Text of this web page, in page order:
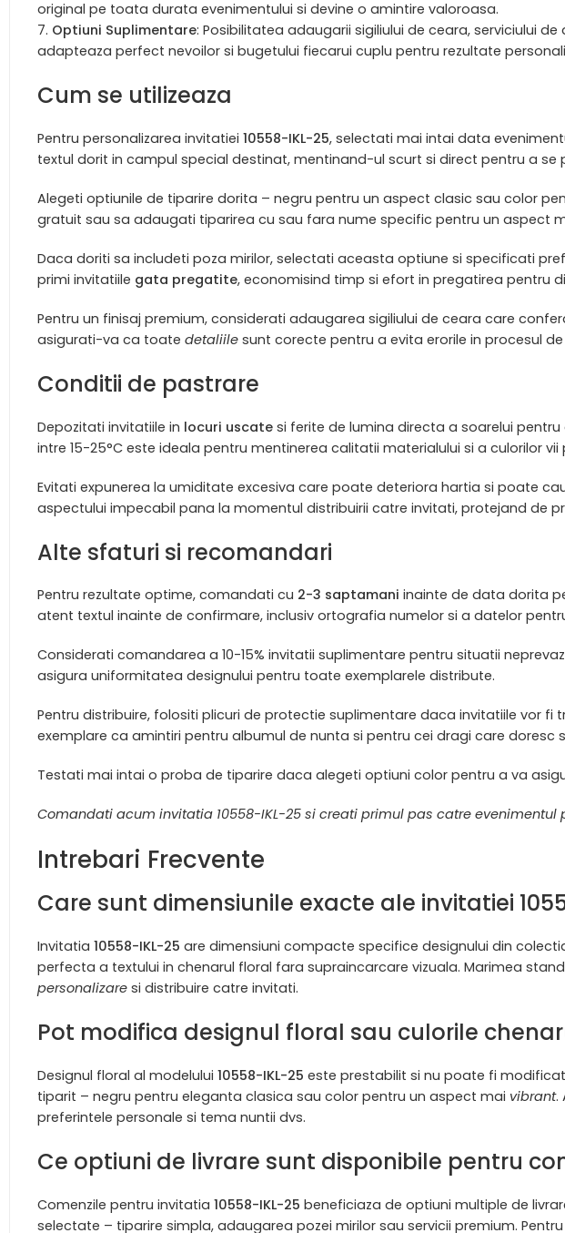
original pe toata durata evenimentului si devine o amintire valoroasa.
Optiuni Suplimentare: Posibilitatea adaugarii sigiliului de ceara, serviciului
adapteaza perfect nevoilor si bugetului fiecarui cuplu pentru rezultate
Cum se utilizeaza
Pentru personalizarea invitatiei 10558-IKL-25, selectati mai intai data
textul dorit in campul special destinat, mentinand-ul scurt si direct pentru a se
Alegeti optiunile de tiparire dorita – negru pentru un aspect clasic sau color
gratuit sau sa adaugati tiparirea cu sau fara nume specific pentru un aspect
Daca doriti sa includeti poza mirilor, selectati aceasta optiune si specificati
primi invitatiile gata pregatite, economisind timp si efort in pregatirea pentru
Pentru un finisaj premium, considerati adaugarea sigiliului de ceara care
asigurati-va ca toate detaliile sunt corecte pentru a evita erorile in procesul
Conditii de pastrare
Depozitati invitatiile in locuri uscate si ferite de lumina directa a soarelui
intre 15-25°C este ideala pentru mentinerea calitatii materialului si a culorilor vii
Evitati expunerea la umiditate excesiva care poate deteriora hartia si poate
aspectului impecabil pana la momentul distribuirii catre invitati, protejand de
Alte sfaturi si recomandari
Pentru rezultate optime, comandati cu 2-3 saptamani inainte de data dorita
atent textul inainte de confirmare, inclusiv ortografia numelor si a datelor
Considerati comandarea a 10-15% invitatii suplimentare pentru situatii
asigura uniformitatea designului pentru toate exemplarele distribute.
Pentru distribuire, folositi plicuri de protectie suplimentare daca invitatiile vor fi
exemplare ca amintiri pentru albumul de nunta si pentru cei dragi care doresc
Testati mai intai o proba de tiparire daca alegeti optiuni color pentru a va
Comandati acum invitatia 10558-IKL-25 si creati primul pas catre
Intrebari Frecvente
Care sunt dimensiunile exacte ale invitatiei
Invitatia 10558-IKL-25 are dimensiuni compacte specifice designului din
perfecta a textului in chenarul floral fara supraincarcare vizuala. Marimea
personalizare si distribuire catre invitati.
Pot modifica designul floral sau culorile
Designul floral al modelului 10558-IKL-25 este prestabilit si nu poate fi
tiparit – negru pentru eleganta clasica sau color pentru un aspect mai vibrant.
preferintele personale si tema nuntii dvs.
Ce optiuni de livrare sunt disponibile pentru
Comenzile pentru invitatia 10558-IKL-25 beneficiaza de optiuni multiple de
selectate – tiparire simpla, adaugarea pozei mirilor sau servicii premium.